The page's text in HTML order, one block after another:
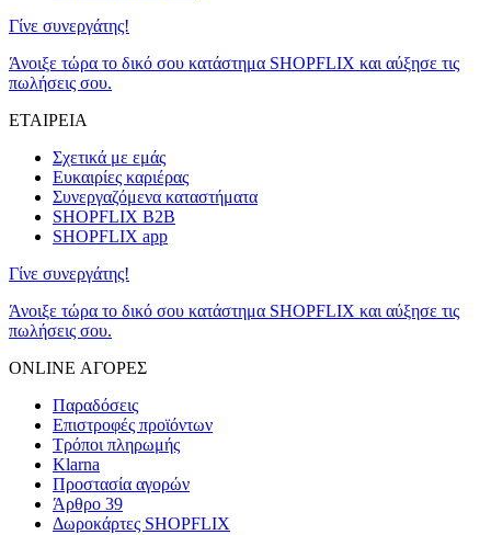
Γίνε συνεργάτης!
Άνοιξε τώρα το δικό σου κατάστημα SHOPFLIX και αύξησε τις
πωλήσεις σου.
ΕΤΑΙΡΕΙΑ
Σχετικά με εμάς
Ευκαιρίες καριέρας
Συνεργαζόμενα καταστήματα
SHOPFLIX B2B
SHOPFLIX app
Γίνε συνεργάτης!
Άνοιξε τώρα το δικό σου κατάστημα SHOPFLIX και αύξησε τις
πωλήσεις σου.
ONLINE ΑΓΟΡΕΣ
Παραδόσεις
Επιστροφές προϊόντων
Τρόποι πληρωμής
Klarna
Προστασία αγορών
Άρθρο 39
Δωροκάρτες SHOPFLIX